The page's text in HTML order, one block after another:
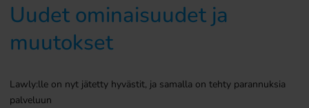
Uudet ominaisuudet ja
muutokset
Lawly:lle on nyt jätetty hyvästit, ja samalla on tehty parannuksia
palveluun